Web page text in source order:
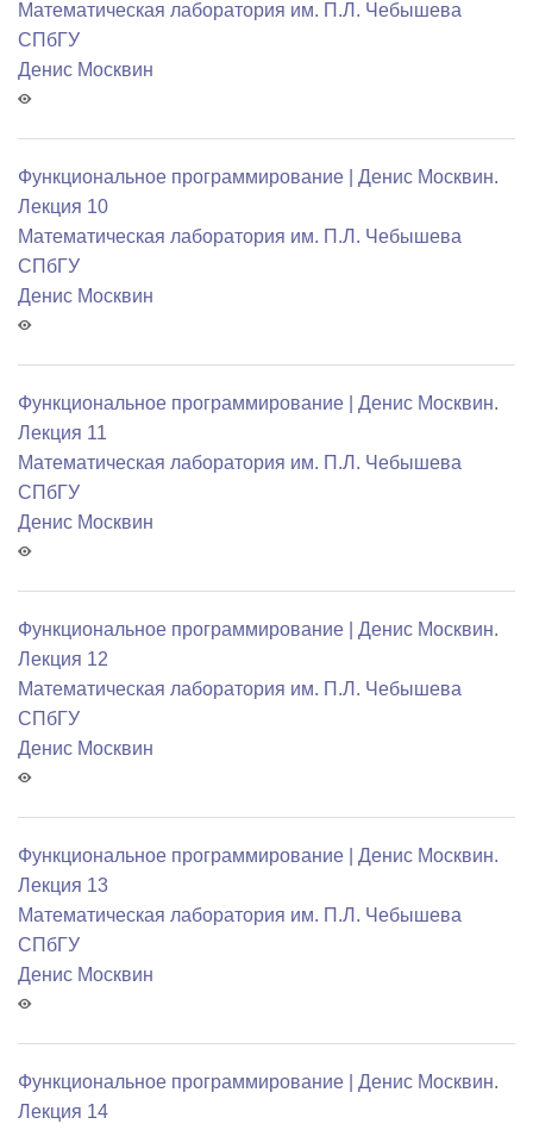
Математичеcкая лаборатория им. П.Л. Чебышева
СПбГУ
Денис Москвин
Функциональное программирование | Денис Москвин.
Лекция 10
Математичеcкая лаборатория им. П.Л. Чебышева
СПбГУ
Денис Москвин
Функциональное программирование | Денис Москвин.
Лекция 11
Математичеcкая лаборатория им. П.Л. Чебышева
СПбГУ
Денис Москвин
Функциональное программирование | Денис Москвин.
Лекция 12
Математичеcкая лаборатория им. П.Л. Чебышева
СПбГУ
Денис Москвин
Функциональное программирование | Денис Москвин.
Лекция 13
Математичеcкая лаборатория им. П.Л. Чебышева
СПбГУ
Денис Москвин
Функциональное программирование | Денис Москвин.
Лекция 14